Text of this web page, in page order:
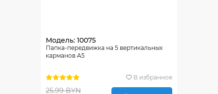
Модель: 10075
Папка-передвижка на 5 вертикальных
карманов А5
В избранное
25.99 BYN